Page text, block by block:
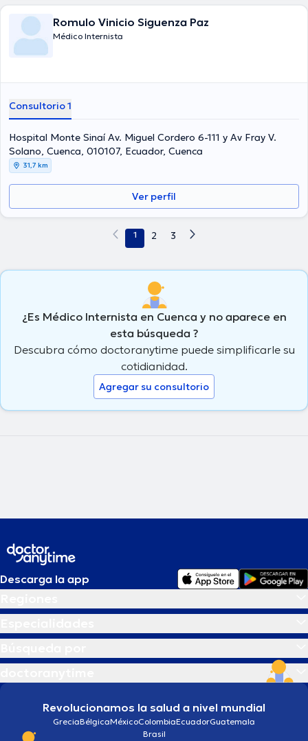
Romulo Vinicio Siguenza Paz
Médico Internista
Consultorio 1
Hospital Monte Sinaí Av. Miguel Cordero 6-111 y Av Fray V.
Solano, Cuenca, 010107, Ecuador, Cuenca
31,7 km
Ver perfil
1 2 3
¿Es Médico Internista en Cuenca y no aparece en
esta búsqueda ?
Descubra cómo doctoranytime puede simplificarle su
cotidianidad.
Agregar su consultorio
Descarga la app
Revolucionamos la salud a nivel mundial
GreciaBélgicaMéxicoColombiaEcuadorGuatemala
Brasil